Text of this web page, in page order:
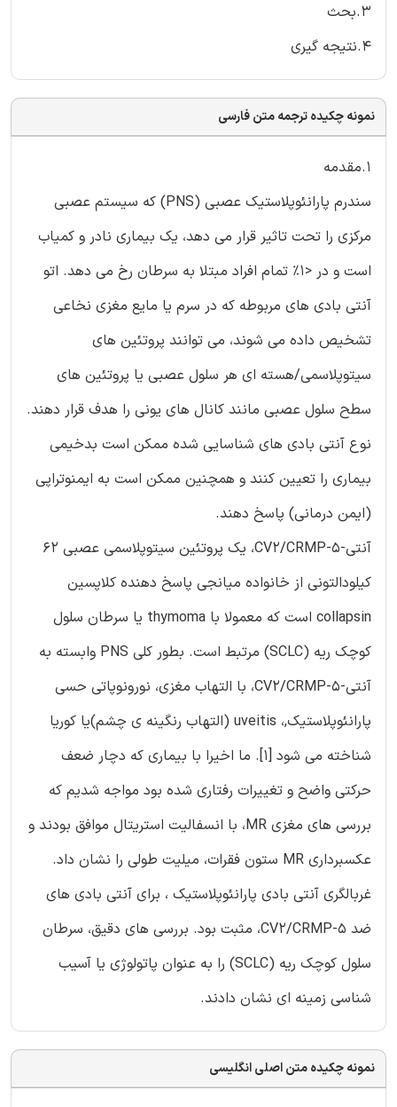
3.بحث
4.نتیجه گیری
نمونه چکیده ترجمه متن فارسی
1.مقدمه
سندرم پارانئوپلاستیک عصبی (PNS) که سیستم عصبی
مرکزی را تحت تاثیر قرار می دهد، یک بیماری نادر و کمیاب
است و در <1% تمام افراد مبتلا به سرطان رخ می دهد. اتو
آنتی بادی های مربوطه که در سرم یا مایع مغزی نخاعی
تشخیص داده می شوند، می توانند پروتئین های
سیتوپلاسمی/هسته ای هر سلول عصبی یا پروتئین های
سطح سلول عصبی مانند کانال های یونی را هدف قرار دهند.
نوع آنتی بادی های شناسایی شده ممکن است بدخیمی
بیماری را تعیین کنند و همچنین ممکن است به ایمنوتراپی
(ایمن درمانی) پاسخ دهند.
آنتی-CV2/CRMP-5، یک پروتئین سیتوپلاسمی عصبی 62
کیلودالتونی از خانواده میانجی پاسخ دهنده کلاپسین
collapsin است که معمولا با thymoma یا سرطان سلول
کوچک ریه (SCLC) مرتبط است. بطور کلی PNS وابسته به
آنتی-CV2/CRMP-5، با التهاب مغزی، نورونوپاتی حسی
پارانئوپلاستیک,، uveitis (التهاب رنگینه ی چشم)یا کوریا
شناخته می شود [1]. ما اخیرا با بیماری که دچار ضعف
حرکتی واضح و تغییرات رفتاری شده بود مواجه شدیم که
بررسی های مغزی MR، با انسفالیت استریتال موافق بودند و
عکسبرداری MR ستون فقرات، میلیت طولی را نشان داد.
غربالگری آنتی بادی پارانئوپلاستیک ، برای آنتی بادی های
ضد CV2/CRMP-5، مثبت بود. بررسی های دقیق، سرطان
سلول کوچک ریه (SCLC) را به عنوان پاتولوژی یا آسیب
شناسی زمینه ای نشان دادند.
نمونه چکیده متن اصلی انگلیسی